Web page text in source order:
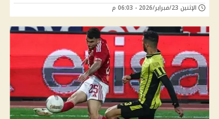
الإثنين 23/فبراير/2026 - 06:03 م